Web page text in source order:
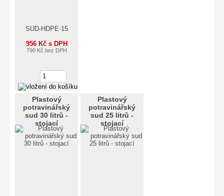
SUD-HDPE-15
956 Kč s DPH
790 Kč bez DPH
Plastový
potravinářský
sud 30 litrů -
stojací
Plastový
potravinářský
sud 25 litrů -
stojací